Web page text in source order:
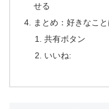
せる
まとめ：好きなこ
共有ボタン
いいね: